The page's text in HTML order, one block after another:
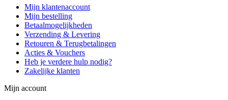
Mijn klantenaccount
Mijn bestelling
Betaalmogelijkheden
Verzending & Levering
Retouren & Terugbetalingen
Acties & Vouchers
Heb je verdere hulp nodig?
Zakelijke klanten
Mijn account